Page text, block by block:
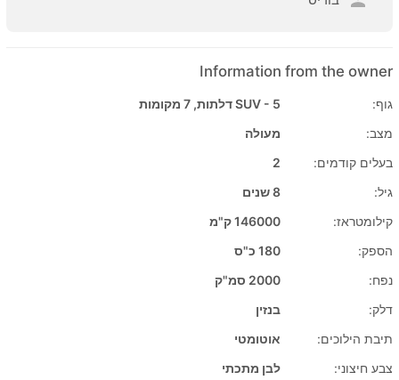
Information from the owner
גוף:
SUV - 5 דלתות, 7 מקומות
מצב:
מעולה
בעלים קודמים:
2
גיל:
8 שנים
קילומטראז:
146000 ק"מ
הספק:
180 כ"ס
נפח:
2000 סמ"ק
דלק:
בנזין
תיבת הילוכים:
אוטומטי
צבע חיצוני:
לבן מתכתי